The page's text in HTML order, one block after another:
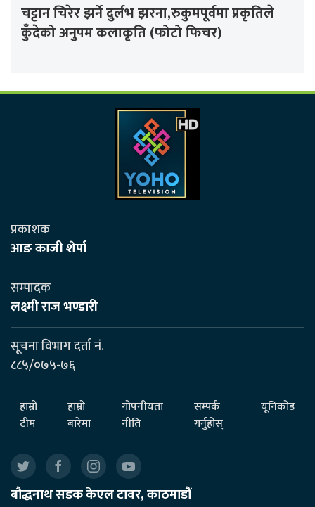
चट्टान चिरेर झर्ने दुर्लभ झरना,रुकुमपूर्वमा प्रकृतिले
कुँदेको अनुपम कलाकृति (फोटो फिचर)
प्रकाशक
आङ काजी शेर्पा
सम्पादक
लक्ष्मी राज भण्डारी
सूचना विभाग दर्ता नं.
८८५/०७५-७६
हाम्रो
टीम
हाम्रो
बारेमा
गोपनीयता
नीति
सम्पर्क
गर्नुहोस्
यूनिकोड
बौद्धनाथ सडक केएल टावर, काठमाडौं